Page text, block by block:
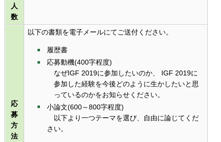
人
数
応
募
方
法
以下の書類を電子メールにてご送付ください。
履歴書
応募動機(400字程度)
なぜIGF 2019に参加したいのか、 IGF 2019に
参加した経験を今後どのように生かしたいと思
っているのかをお知らせください。
小論文(600～800字程度)
以下より一つテーマを選び、自由に論じてくだ
さい。